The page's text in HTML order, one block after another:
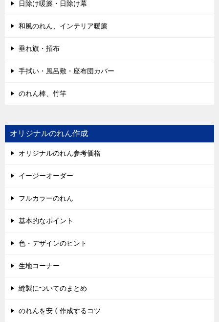
日除け暖簾・日除け幕
和風のれん、インテリア暖簾
垂れ旗・招布
手拭い・風呂敷・座布団カバー
のれん棒、竹竿
オリジナルのれん作成
オリジナルのれん参考価格
イージーオーダー
フルカラーのれん
基本的なポイント
色・デザインのヒント
生地コーナー
縫製についてのまとめ
のれんを安く作成するコツ